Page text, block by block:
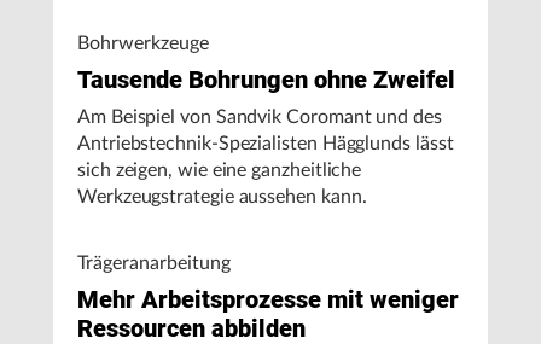
Bohrwerkzeuge
Tausende Bohrungen ohne Zweifel
Am Beispiel von Sandvik Coromant und des
Antriebstechnik-Spezialisten Hägglunds lässt
sich zeigen, wie eine ganzheitliche
Werkzeugstrategie aussehen kann.
Trägeranarbeitung
Mehr Arbeitsprozesse mit weniger
Ressourcen abbilden